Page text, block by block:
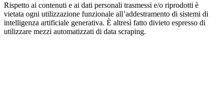
Rispetto ai contenuti e ai dati personali trasmessi e/o riprodotti è
vietata ogni utilizzazione funzionale all’addestramento di sistemi di
intelligenza artificiale generativa. È altresì fatto divieto espresso di
utilizzare mezzi automatizzati di data scraping.